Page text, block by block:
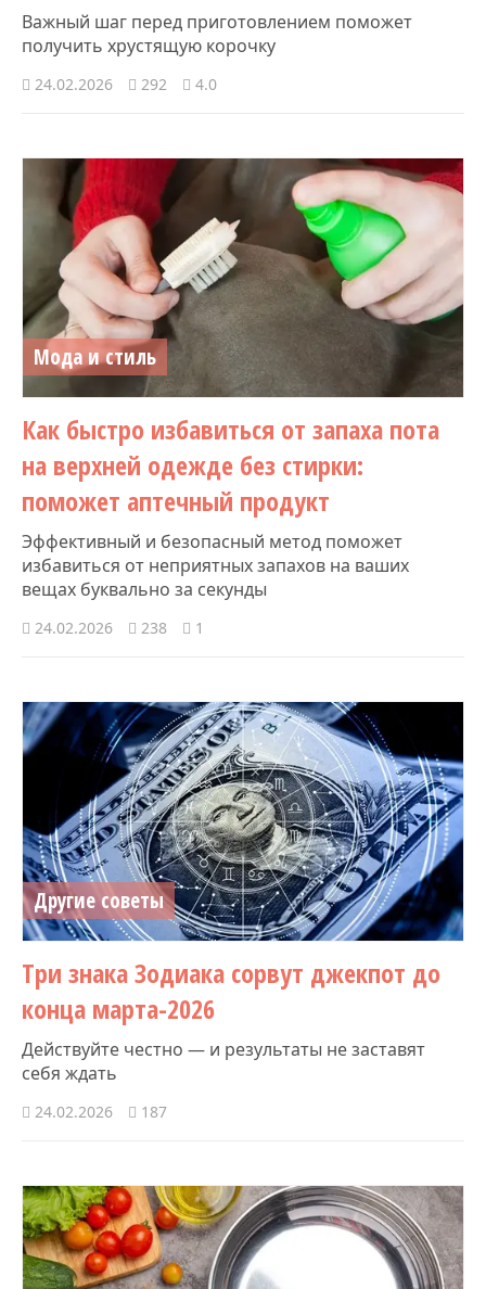
Важный шаг перед приготовлением поможет
получить хрустящую корочку
24.02.2026 292 4.0
Мода и стиль
Как быстро избавиться от запаха пота
на верхней одежде без стирки:
поможет аптечный продукт
Эффективный и безопасный метод поможет
избавиться от неприятных запахов на ваших
вещах буквально за секунды
24.02.2026 238 1
Другие советы
Три знака Зодиака сорвут джекпот до
конца марта-2026
Действуйте честно — и результаты не заставят
себя ждать
24.02.2026 187